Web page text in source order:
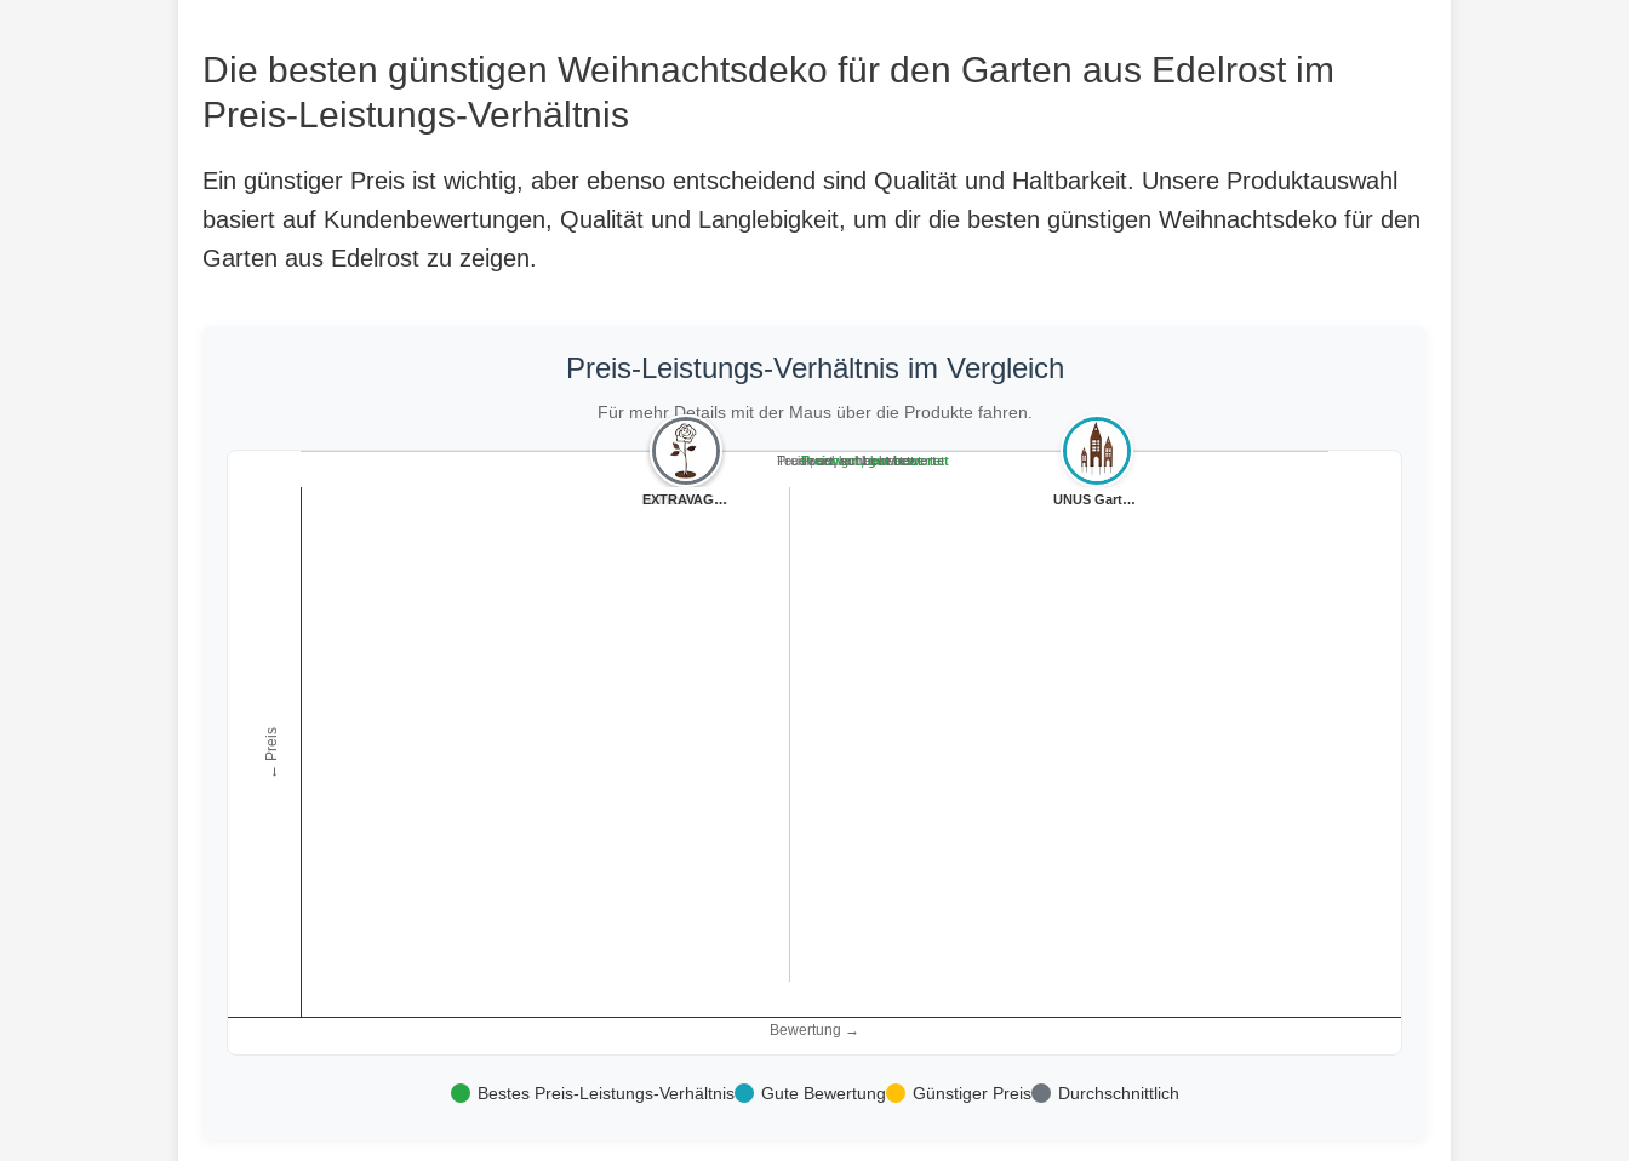
Die besten günstigen Weihnachtsdeko für den Garten aus Edelrost im
Preis-Leistungs-Verhältnis
Ein günstiger Preis ist wichtig, aber ebenso entscheidend sind Qualität und Haltbarkeit. Unsere Produktauswahl
basiert auf Kundenbewertungen, Qualität und Langlebigkeit, um dir die besten günstigen Weihnachtsdeko für den
Garten aus Edelrost zu zeigen.
Preis-Leistungs-Verhältnis im Vergleich
Für mehr Details mit der Maus über die Produkte fahren.
Bewertung →
← Preis
Teuer, gut bewertet
Teuer, schlecht bewertet
Preiswert, gut bewertet
Preiswert, schlecht bewertet
yeeplo 2er Rost...
Scinzene Garten... UNUS Gartenstec...
EXTRAVAGANT® Ro...
Bestes Preis-Leistungs-Verhältnis Gute Bewertung Günstiger Preis Durchschnittlich